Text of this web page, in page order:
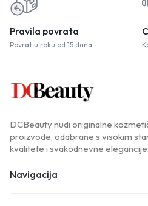
Pravila povrata
Povrat u roku od 15 dana
DCBeauty nudi originalne
proizvode, odabrane s visokim
kvalitete i svakodnevne elegancije.
Navigacija